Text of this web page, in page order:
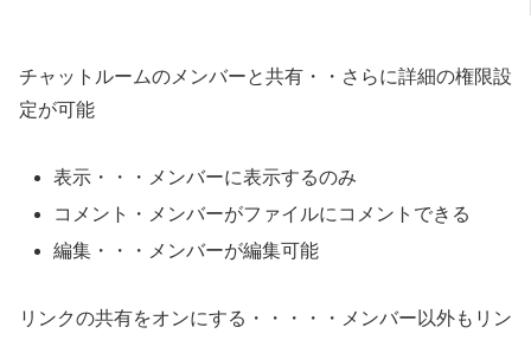
チャットルームのメンバーと共有・・さらに詳細の権限設
定が可能
表示・・・メンバーに表示するのみ
コメント・メンバーがファイルにコメントできる
編集・・・メンバーが編集可能
リンクの共有をオンにする・・・・・メンバー以外もリン